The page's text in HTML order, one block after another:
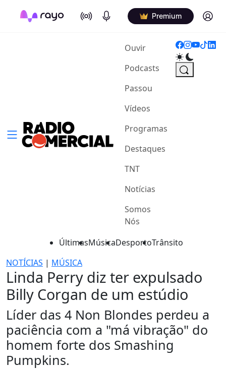
On Air Podcasts Premium Log in
Ouvir(current)
Podcasts
Passou
Vídeos
Programas
Destaques
TNT
Notícias
Somos
Nós
ÚltimasMúsicaDesportoTrânsito
NOTÍCIAS | MÚSICA
Linda Perry diz ter expulsado
Billy Corgan de um estúdio
Líder das 4 Non Blondes perdeu a
paciência com a "má vibração" do
homem forte dos Smashing
Pumpkins.